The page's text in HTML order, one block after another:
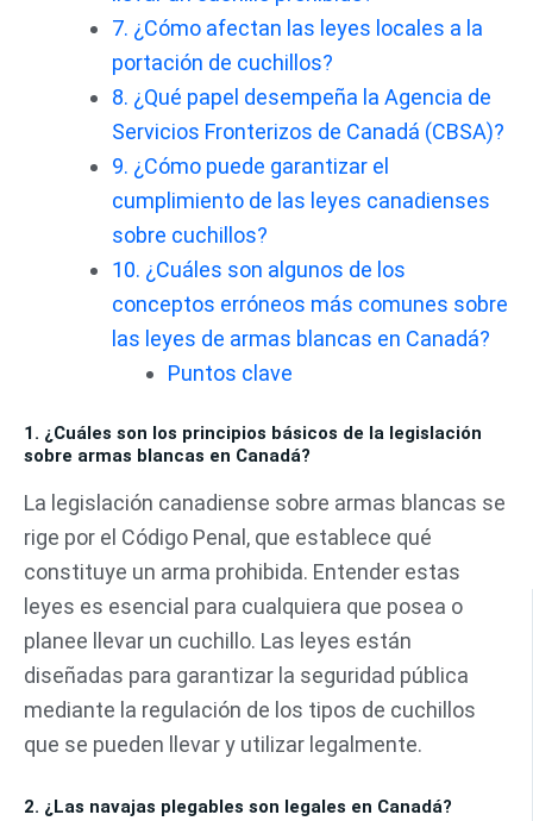
7. ¿Cómo afectan las leyes locales a la
portación de cuchillos?
8. ¿Qué papel desempeña la Agencia de
Servicios Fronterizos de Canadá (CBSA)?
9. ¿Cómo puede garantizar el
cumplimiento de las leyes canadienses
sobre cuchillos?
10. ¿Cuáles son algunos de los
conceptos erróneos más comunes sobre
las leyes de armas blancas en Canadá?
Puntos clave
1. ¿Cuáles son los principios básicos de la legislación
sobre armas blancas en Canadá?
La legislación canadiense sobre armas blancas se
rige por el Código Penal, que establece qué
constituye un arma prohibida. Entender estas
leyes es esencial para cualquiera que posea o
planee llevar un cuchillo. Las leyes están
diseñadas para garantizar la seguridad pública
mediante la regulación de los tipos de cuchillos
que se pueden llevar y utilizar legalmente.
2. ¿Las navajas plegables son legales en Canadá?